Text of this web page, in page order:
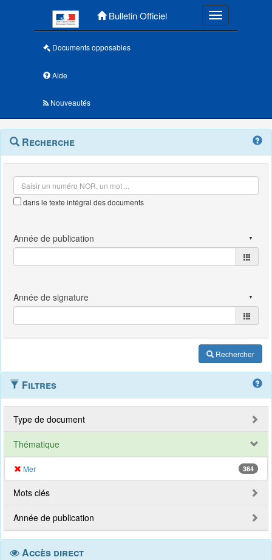
Bulletin Officiel Toggle
Documents opposables
Aide
Nouveautés
Navigation
outils
Menu
contextuel
Recherche
dans le texte intégral des documents
Rechercher
Filtres
Type de document
Thématique
Mer 364
Mots clés
Année de publication
Accès direct